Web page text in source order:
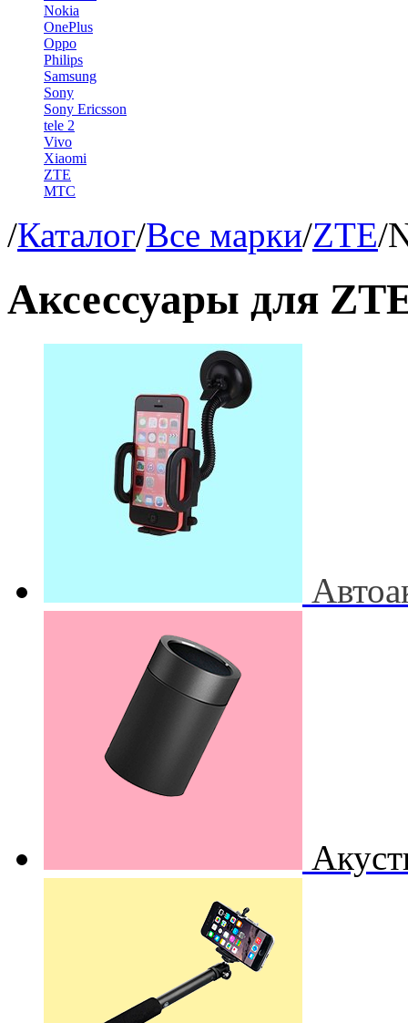
Nokia
OnePlus
Oppo
Philips
Samsung
Sony
Sony Ericsson
tele 2
Vivo
Xiaomi
ZTE
МТС
/Каталог/Все марки/ZTE/
Аксессуары для